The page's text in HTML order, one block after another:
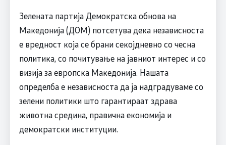
Зелената партија Демократска обнова на
Македонија (ДОМ) потсетува дека независноста
е вредност која се брани секојдневно со чесна
политика, со почитување на јавниот интерес и со
визија за европска Македонија. Нашата
определба е независноста да ја надградуваме со
зелени политики што гарантираат здрава
животна средина, правична економија и
демократски институции.